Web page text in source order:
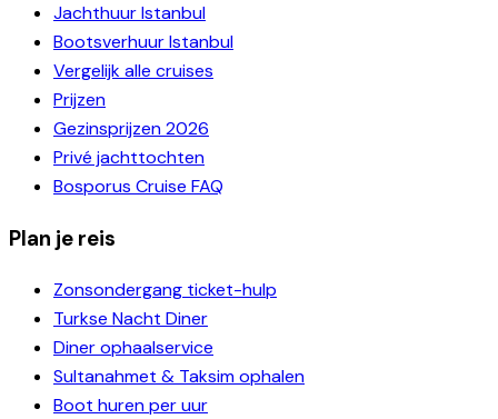
Jachthuur Istanbul
Bootsverhuur Istanbul
Vergelijk alle cruises
Prijzen
Gezinsprijzen 2026
Privé jachttochten
Bosporus Cruise FAQ
Plan je reis
Zonsondergang ticket-hulp
Turkse Nacht Diner
Diner ophaalservice
Sultanahmet & Taksim ophalen
Boot huren per uur